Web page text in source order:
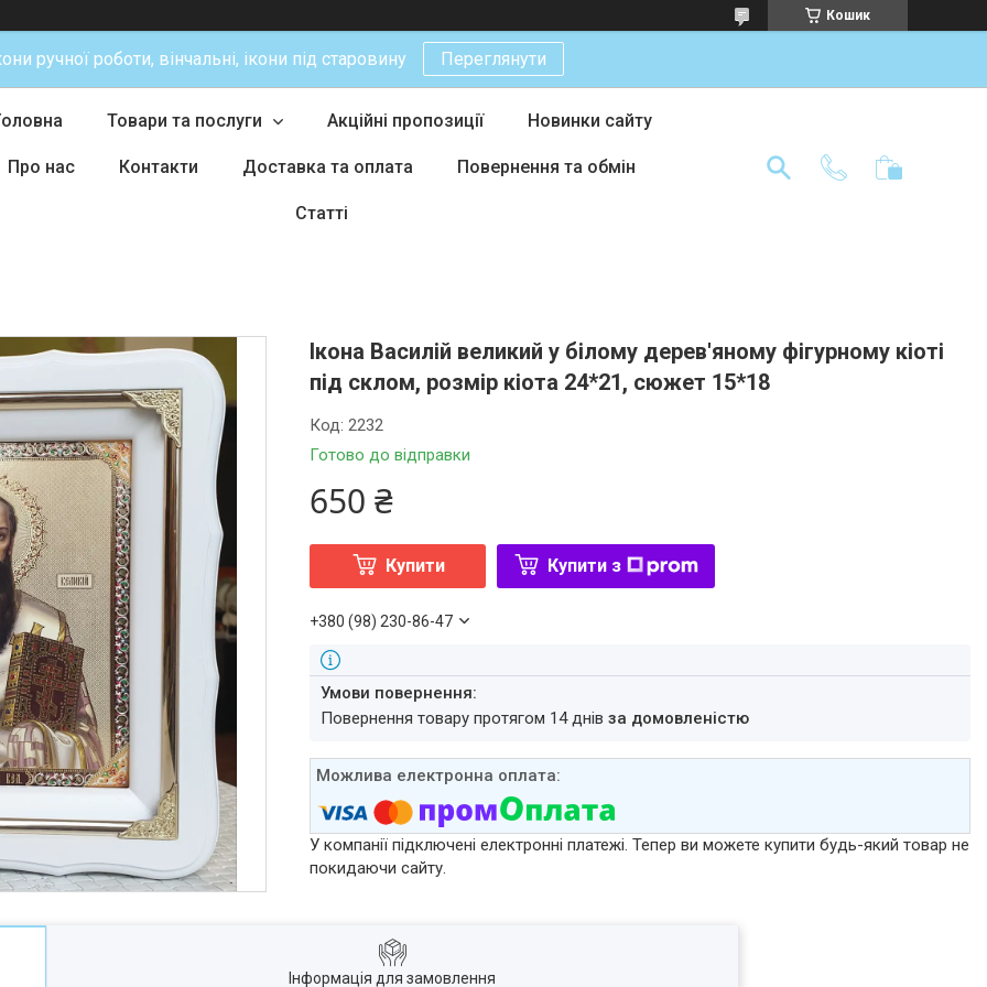
Кошик
ручної роботи, вінчальні, ікони під старовину Переглянути
Товари та послуги Акційні пропозиції Новинки сайту
Про нас Контакти Доставка та оплата Повернення та обмін
Статті
Ікона Василій великий у білому дерев'яному фігурному кіоті
під склом, розмір кіота 24*21, сюжет 15*18
Готово до відправки
Код:2232
650 ₴
Купити Купити з
+380 (98) 230-86-47
повернення товару протягом 14 днівза домовленістю
У компанії підключені електронні платежі. Тепер ви можете купити будь-який товар не
покидаючи сайту.
Інформація для замовлення